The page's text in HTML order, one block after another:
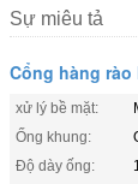
Sự miêu tả
Cổng hàng
xử lý bề mặt:
Ống khung:
Độ dày ống: